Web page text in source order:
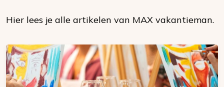
Hier lees je alle artikelen van MAX vakantieman.